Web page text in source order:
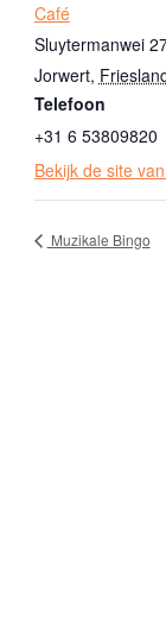
Café
Sluytermanwei
Jorwert,
Telefoon
+31 6 53809820
Bekijk de site
Muzikale Bingo